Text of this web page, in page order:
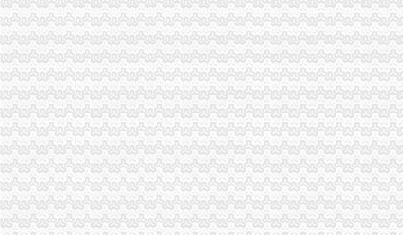
江北局采取有力措施抓好外商投资企业的重庆代办公司出资监管工作